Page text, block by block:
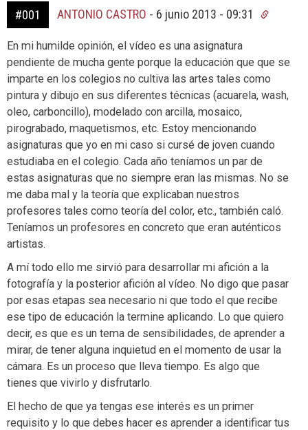
#001 ANTONIO CASTRO - 6 junio 2013 - 09:31
En mi humilde opinión, el vídeo es una asignatura
pendiente de mucha gente porque la educación que que se
imparte en los colegios no cultiva las artes tales como
pintura y dibujo en sus diferentes técnicas (acuarela, wash,
oleo, carboncillo), modelado con arcilla, mosaico,
pirograbado, maquetismos, etc. Estoy mencionando
asignaturas que yo en mi caso si cursé de joven cuando
estudiaba en el colegio. Cada año teníamos un par de
estas asignaturas que no siempre eran las mismas. No se
me daba mal y la teoría que explicaban nuestros
profesores tales como teoría del color, etc., también caló.
Teníamos un profesores en concreto que eran auténticos
artistas.
A mí todo ello me sirvió para desarrollar mi afición a la
fotografía y la posterior afición al vídeo. No digo que pasar
por esas etapas sea necesario ni que todo el que recibe
ese tipo de educación la termine aplicando. Lo que quiero
decir, es que es un tema de sensibilidades, de aprender a
mirar, de tener alguna inquietud en el momento de usar la
cámara. Es un proceso que lleva tiempo. Es algo que
tienes que vivirlo y disfrutarlo.
El hecho de que ya tengas ese interés es un primer
requisito y lo que debes hacer es aprender a identificar tus